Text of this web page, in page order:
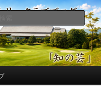
クラブ総支配人
改修・更新作業、ゴルフに関する随
す。
検
索